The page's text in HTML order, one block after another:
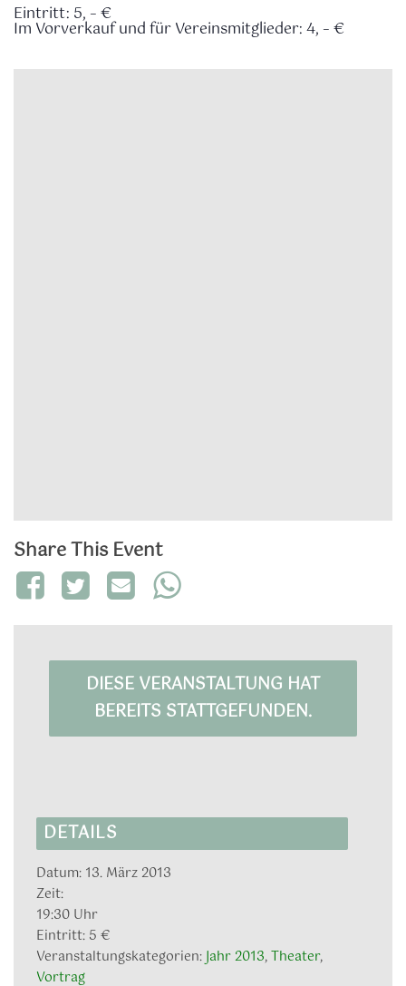
Eintritt: 5, – €
Im Vorverkauf und für Vereinsmitglieder: 4, – €
Share This Event
DIESE VERANSTALTUNG HAT
BEREITS STATTGEFUNDEN.
DETAILS
Datum: 13. März 2013
Zeit:
19:30 Uhr
Eintritt: 5 €
Veranstaltungskategorien: Jahr 2013,Theater,
Vortrag